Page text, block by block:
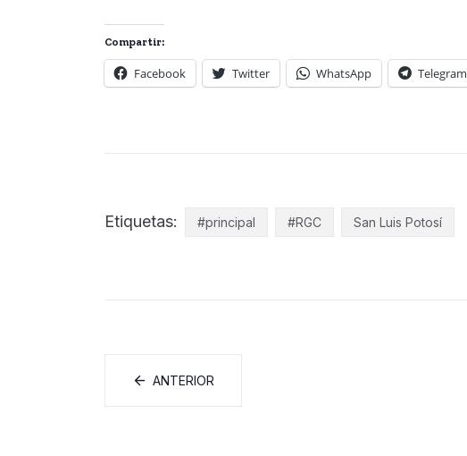
Compartir:
Facebook Twitter WhatsApp Telegram
Etiquetas: #principal #RGC San Luis Potosí
ANTERIOR